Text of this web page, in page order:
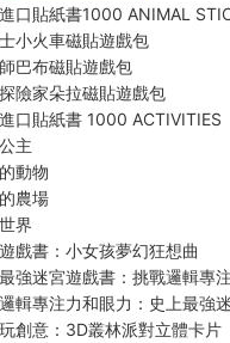
口貼紙書1000 ANIMAL
小火車磁貼遊戲包
巴布磁貼遊戲包
險家朵拉磁貼遊戲包
口貼紙書 1000 ACTIVITIES
主
動物
農場
界
戲書：小女孩夢幻狂想曲
強迷宮遊戲書：挑戰邏輯專
輯專注力和眼力：史上最強
創意：3D叢林派對立體卡片